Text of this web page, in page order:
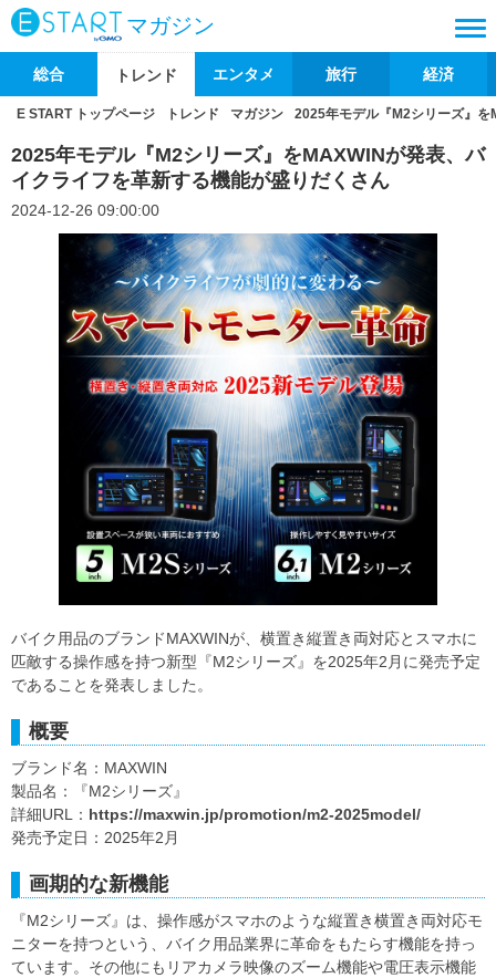
マガジン
総合 トレンド エンタメ 旅行 経済
E START トップページ トレンド マガジン 2025年モデル『M2シリーズ』
2025年モデル『M2シリーズ』をMAXWINが発表、バ
イクライフを革新する機能が盛りだくさん
2024-12-26 09:00:00
バイク用品のブランドMAXWINが、横置き縦置き両対応とスマホに
匹敵する操作感を持つ新型『M2シリーズ』を2025年2月に発売予定
であることを発表しました。
概要
ブランド名：MAXWIN
製品名：『M2シリーズ』
詳細URL： https://maxwin.jp/promotion/m2-2025model/
発売予定日：2025年2月
画期的な新機能
『M2シリーズ』は、操作感がスマホのような縦置き横置き両対応モ
ニターを持つという、バイク用品業界に革命をもたらす機能を持っ
ています。その他にもリアカメラ映像のズーム機能や電圧表示機能